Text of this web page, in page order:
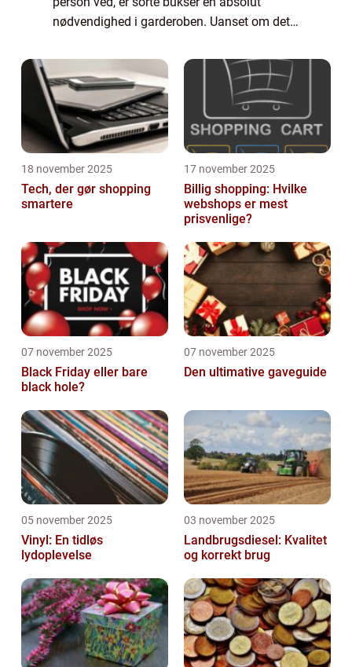
nødvendighed i garderoben. Uanset om det
afslappet dag derhjemme, er sorte bukser
en...
18 november 2025
Tech, der gør shopping
smartere
17 november 2025
Billig shopping: Hvilke
webshops er mest
prisvenlige?
07 november 2025
Black Friday eller bare
black hole?
07 november 2025
Den ultimative gaveguide
05 november 2025
Vinyl: En tidløs
lydoplevelse
03 november 2025
Landbrugsdiesel: Kvalitet
og korrekt brug